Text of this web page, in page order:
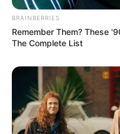
สีต้องห้าม อับโช
สีขาวนวล ครีม บรอน
BRAINBERRIES
Remember Them? These
The Complete List